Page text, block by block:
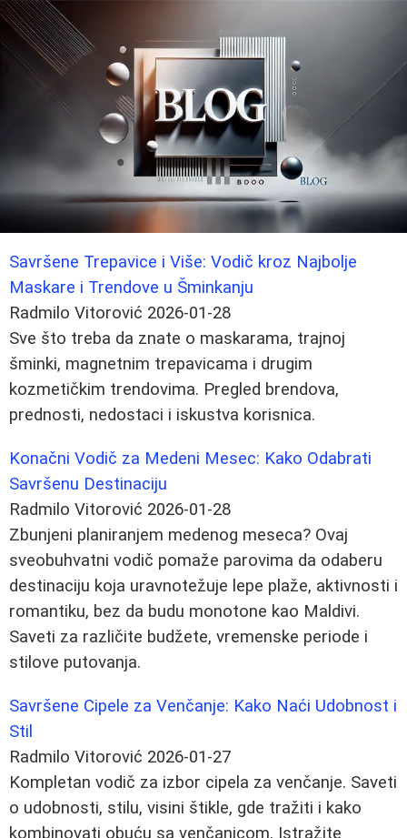
Savršene Trepavice i Više: Vodič kroz Najbolje
Maskare i Trendove u Šminkanju
Radmilo Vitorović 2026-01-28
Sve što treba da znate o maskarama, trajnoj
šminki, magnetnim trepavicama i drugim
kozmetičkim trendovima. Pregled brendova,
prednosti, nedostaci i iskustva korisnica.
Konačni Vodič za Medeni Mesec: Kako Odabrati
Savršenu Destinaciju
Radmilo Vitorović 2026-01-28
Zbunjeni planiranjem medenog meseca? Ovaj
sveobuhvatni vodič pomaže parovima da odaberu
destinaciju koja uravnotežuje lepe plaže, aktivnosti i
romantiku, bez da budu monotone kao Maldivi.
Saveti za različite budžete, vremenske periode i
stilove putovanja.
Savršene Cipele za Venčanje: Kako Naći Udobnost i
Stil
Radmilo Vitorović 2026-01-27
Kompletan vodič za izbor cipela za venčanje. Saveti
o udobnosti, stilu, visini štikle, gde tražiti i kako
kombinovati obuću sa venčanicom. Istražite